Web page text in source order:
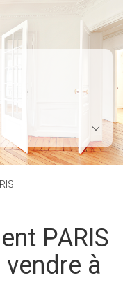
à